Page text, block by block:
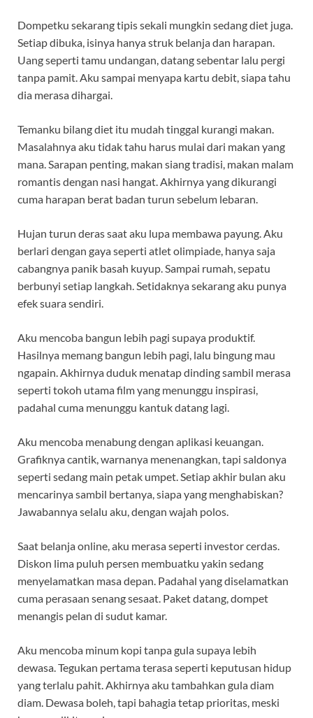
Dompetku sekarang tipis sekali mungkin sedang diet juga.
Setiap dibuka, isinya hanya struk belanja dan harapan.
Uang seperti tamu undangan, datang sebentar lalu pergi
tanpa pamit. Aku sampai menyapa kartu debit, siapa tahu
dia merasa dihargai.
Temanku bilang diet itu mudah tinggal kurangi makan.
Masalahnya aku tidak tahu harus mulai dari makan yang
mana. Sarapan penting, makan siang tradisi, makan malam
romantis dengan nasi hangat. Akhirnya yang dikurangi
cuma harapan berat badan turun sebelum lebaran.
Hujan turun deras saat aku lupa membawa payung. Aku
berlari dengan gaya seperti atlet olimpiade, hanya saja
cabangnya panik basah kuyup. Sampai rumah, sepatu
berbunyi setiap langkah. Setidaknya sekarang aku punya
efek suara sendiri.
Aku mencoba bangun lebih pagi supaya produktif.
Hasilnya memang bangun lebih pagi, lalu bingung mau
ngapain. Akhirnya duduk menatap dinding sambil merasa
seperti tokoh utama film yang menunggu inspirasi,
padahal cuma menunggu kantuk datang lagi.
Aku mencoba menabung dengan aplikasi keuangan.
Grafiknya cantik, warnanya menenangkan, tapi saldonya
seperti sedang main petak umpet. Setiap akhir bulan aku
mencarinya sambil bertanya, siapa yang menghabiskan?
Jawabannya selalu aku, dengan wajah polos.
Saat belanja online, aku merasa seperti investor cerdas.
Diskon lima puluh persen membuatku yakin sedang
menyelamatkan masa depan. Padahal yang diselamatkan
cuma perasaan senang sesaat. Paket datang, dompet
menangis pelan di sudut kamar.
Aku mencoba minum kopi tanpa gula supaya lebih
dewasa. Tegukan pertama terasa seperti keputusan hidup
yang terlalu pahit. Akhirnya aku tambahkan gula diam
diam. Dewasa boleh, tapi bahagia tetap prioritas, meski